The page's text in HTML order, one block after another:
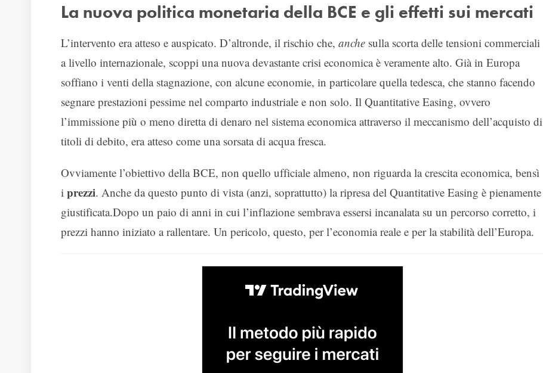
La nuova politica monetaria della BCE e gli effetti sui mercati
L’intervento era atteso e auspicato. D’altronde, il rischio che, anche sulla scorta delle tensioni commerciali
a livello internazionale, scoppi una nuova devastante crisi economica è veramente alto. Già in Europa
soffiano i venti della stagnazione, con alcune economie, in particolare quella tedesca, che stanno facendo
segnare prestazioni pessime nel comparto industriale e non solo. Il Quantitative Easing, ovvero
l’immissione più o meno diretta di denaro nel sistema economica attraverso il meccanismo dell’acquisto di
titoli di debito, era atteso come una sorsata di acqua fresca.
Ovviamente l’obiettivo della BCE, non quello ufficiale almeno, non riguarda la crescita economica, bensì
i prezzi. Anche da questo punto di vista (anzi, soprattutto) la ripresa del Quantitative Easing è pienamente
giustificata.Dopo un paio di anni in cui l’inflazione sembrava essersi incanalata su un percorso corretto, i
prezzi hanno iniziato a rallentare. Un pericolo, questo, per l’economia reale e per la stabilità dell’Europa.